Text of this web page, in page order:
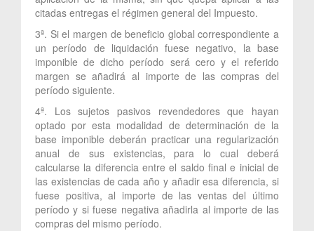
citadas entregas el régimen general del Impuesto.
3ª. Si el margen de beneficio global correspondiente a
un período de liquidación fuese negativo, la base
imponible de dicho período será cero y el referido
margen se añadirá al importe de las compras del
período siguiente.
4ª. Los sujetos pasivos revendedores que hayan
optado por esta modalidad de determinación de la
base imponible deberán practicar una regularización
anual de sus existencias, para lo cual deberá
calcularse la diferencia entre el saldo final e inicial de
las existencias de cada año y añadir esa diferencia, si
fuese positiva, al importe de las ventas del último
período y si fuese negativa añadirla al importe de las
compras del mismo período.